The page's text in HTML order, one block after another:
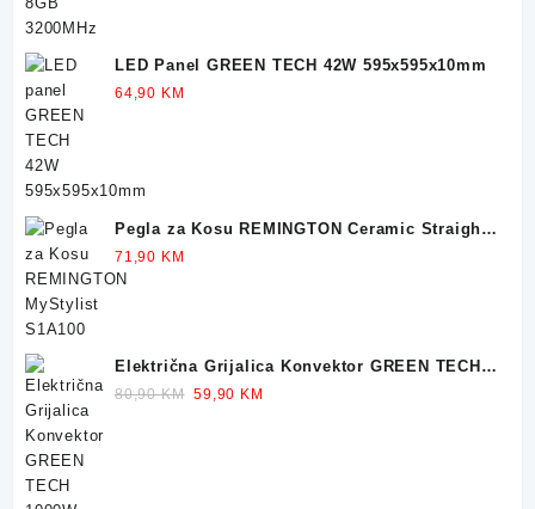
LED Panel GREEN TECH 42W 595x595x10mm
64,90 KM
Pegla za Kosu REMINGTON Ceramic Straight
215
71,90 KM
Električna Grijalica Konvektor GREEN TECH
1000W
80,90KM Original
59,90 KM